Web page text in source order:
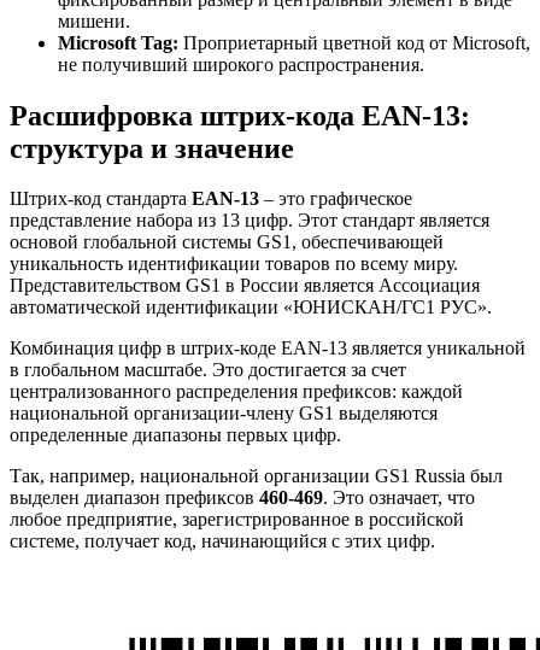
мишени.
Microsoft Tag: Проприетарный цветной код от Microsoft,
не получивший широкого распространения.
Расшифровка штрих-кода EAN-13:
структура и значение
Штрих-код стандарта EAN-13 – это графическое
представление набора из 13 цифр. Этот стандарт является
основой глобальной системы GS1, обеспечивающей
уникальность идентификации товаров по всему миру.
Представительством GS1 в России является Ассоциация
автоматической идентификации «ЮНИСКАН/ГС1 РУС».
Комбинация цифр в штрих-коде EAN-13 является уникальной
в глобальном масштабе. Это достигается за счет
централизованного распределения префиксов: каждой
национальной организации-члену GS1 выделяются
определенные диапазоны первых цифр.
Так, например, национальной организации GS1 Russia был
выделен диапазон префиксов 460-469. Это означает, что
любое предприятие, зарегистрированное в российской
системе, получает код, начинающийся с этих цифр.